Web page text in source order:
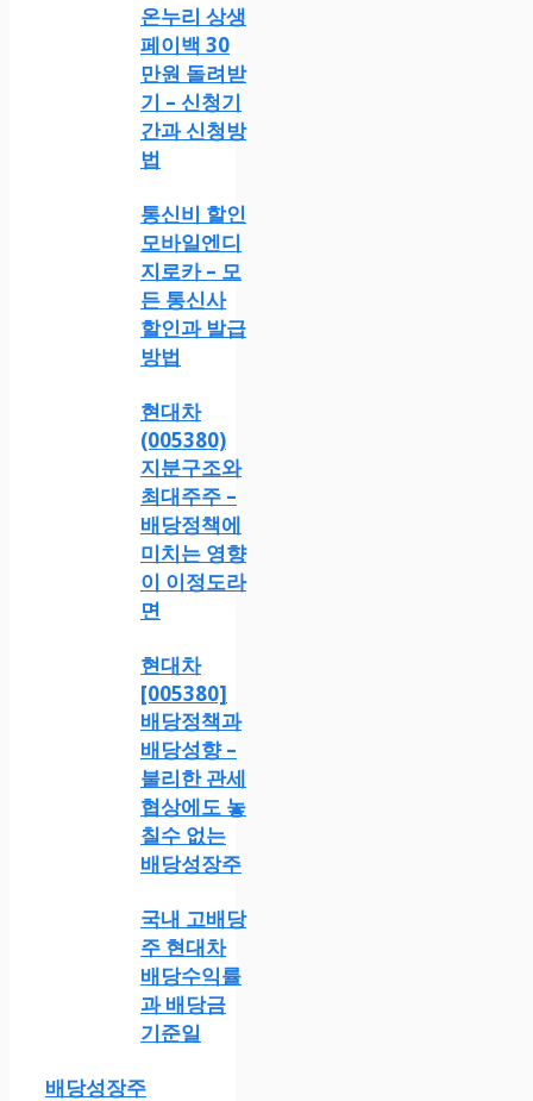
온누리 상생
페이백 30
만원 돌려받
기 – 신청기
간과 신청방
법
통신비 할인
모바일엔디
지로카 – 모
든 통신사
할인과 발급
방법
현대차
(005380)
지분구조와
최대주주 –
배당정책에
미치는 영향
이 이정도라
면
현대차
[005380]
배당정책과
배당성향 –
불리한 관세
협상에도 놓
칠수 없는
배당성장주
국내 고배당
주 현대차
배당수익률
과 배당금
기준일
배당성장주